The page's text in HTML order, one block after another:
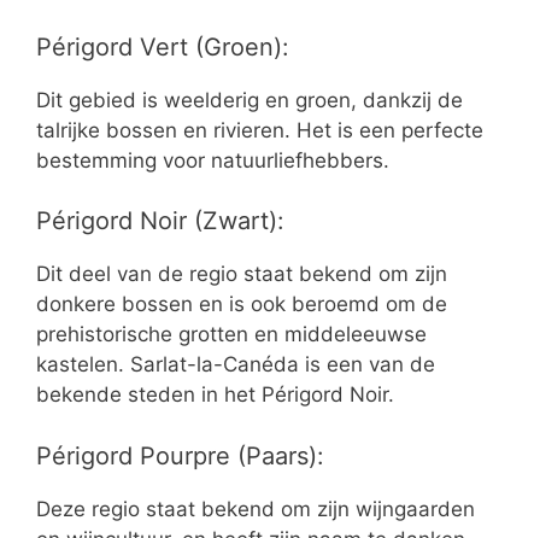
Périgord Vert (Groen):
Dit gebied is weelderig en groen, dankzij de
talrijke bossen en rivieren. Het is een perfecte
bestemming voor natuurliefhebbers.
Périgord Noir (Zwart):
Dit deel van de regio staat bekend om zijn
donkere bossen en is ook beroemd om de
prehistorische grotten en middeleeuwse
kastelen. Sarlat-la-Canéda is een van de
bekende steden in het Périgord Noir.
Périgord Pourpre (Paars):
Deze regio staat bekend om zijn wijngaarden